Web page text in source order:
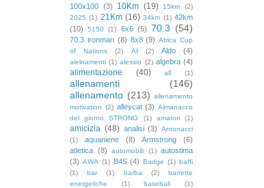
100x100 (3) 10Km (19) 15km
(2)
2025 (1) 21Km (16) 34km (1) 42km
(10)
5150 (1) 6x6 (5) 70.3 (54)
70.3 ironman (8) 8x8 (9) Africa Cup
of Nations
(2) AI (2) Aldo (4)
alelnamenti (1) alessio (2) algebra (4)
alimentazione (40) all (1)
allenamenti
(146)
allenamento (213) allenamento
motivation (2) alleycat (3) Almanacco
del giorno STRONG
(1) amatori (1)
amicizia (48) analisi (3)
Antonacci
(1)
aquaniene (8) Armstrong
(6)
atletica (8) automobili (1) autostima
(3) AWA (1) B4S (4) Badge (1) baffi
(1)
bar (1) barba (2)
barrette
energetiche
(1) baseball
(1)